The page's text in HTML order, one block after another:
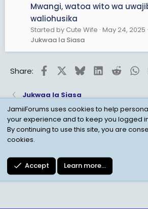
Mwangi, watoa wito wa
waliohusika
Started by Cute Wife May 24, 2025
Jukwaa la Siasa
Share: FacebookBlueskyLinkedInReddit
Jukwaa la Siasa
Child Protection Policy
Personal
JamiiForums uses cookies to help
your experience and to keep you logged
By continuing to use this site, you are
cookies.
Accept Learn more…